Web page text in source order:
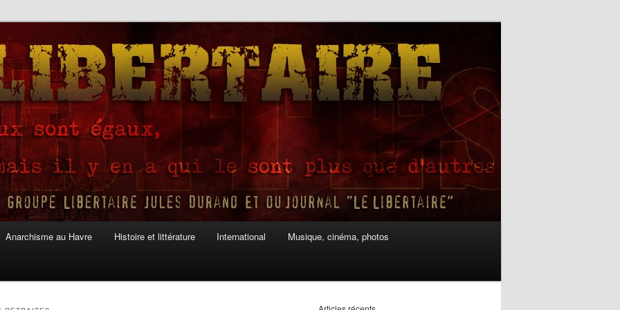
Anarchisme au Havre Histoire et littérature International Musique, cinéma, photos